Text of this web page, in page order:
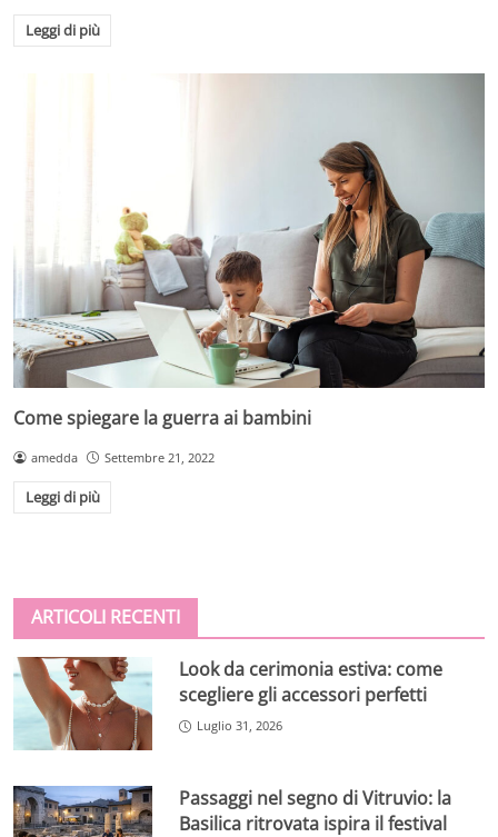
Leggi di più
Come spiegare la guerra ai bambini
amedda Settembre 21, 2022
Leggi di più
ARTICOLI RECENTI
Look da cerimonia estiva: come
scegliere gli accessori perfetti
Luglio 31, 2026
Passaggi nel segno di Vitruvio: la
Basilica ritrovata ispira il festival